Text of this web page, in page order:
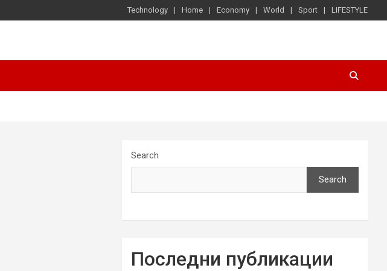
Technology Home Economy World Sport LIFESTYLE
Search
Search
Последни публикации